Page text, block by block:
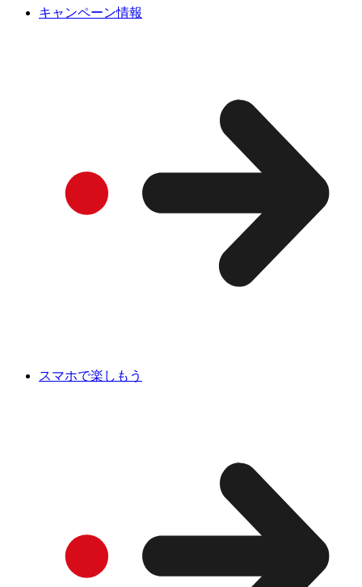
キャンペーン情報
スマホで楽しもう